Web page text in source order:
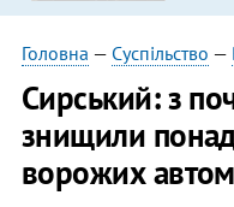
Головна — Суспільство —
Сирський: з
знищили
ворожих